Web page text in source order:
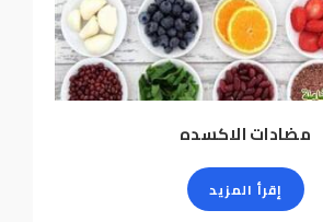
مضادات الاكسده
إقرأ المزيد